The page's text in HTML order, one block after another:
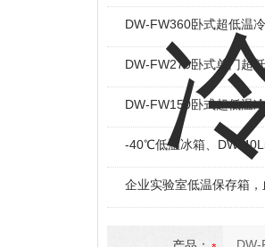
DW-FW360卧式超低温
DW-FW270卧式单门超
DW-FW150卧式超低温
-40℃低温冰箱、DW-
企业实验室低温保存箱